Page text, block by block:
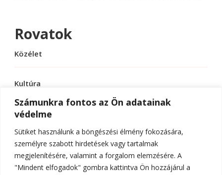
Számunkra fontos az Ön adatainak
védelme
Sütiket használunk a böngészési élmény fokozására,
személyre szabott hirdetések vagy tartalmak
megjelenítésére, valamint a forgalom elemzésére. A
"Mindent elfogadok" gombra kattintva Ön hozzájárul a
Rovatok
Közélet
Kultúra
Sport
Tudomány